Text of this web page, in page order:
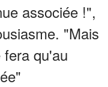
associée !",
"Mais
qu'au